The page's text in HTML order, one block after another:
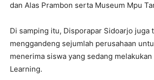
dan Alas Prambon serta Museum Mpu
Di samping itu, Disporapar Sidoarjo juga
menggandeng sejumlah perusahaan
menerima siswa yang sedang
Learning.